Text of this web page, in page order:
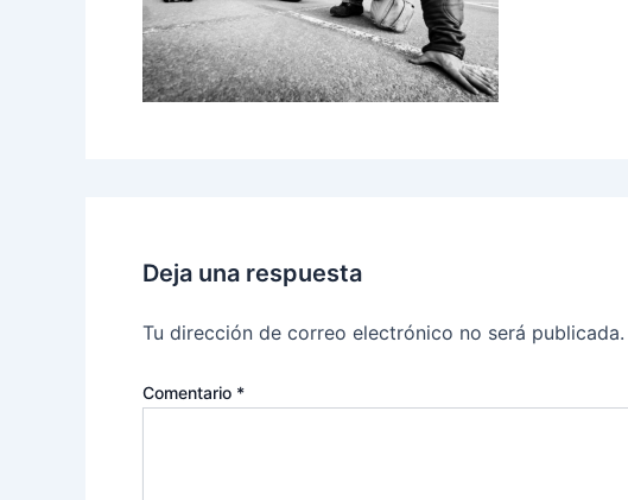
Deja una respuesta
Tu dirección de correo electrónico no será publicada.
Comentario *